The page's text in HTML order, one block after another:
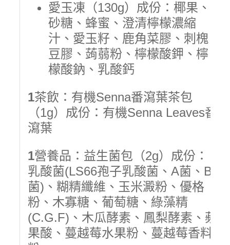
愛玉凍（130g）成份：椰果、
砂糖、蜂蜜、澄清檸檬濃縮
汁、愛玉籽、鹿角菜膠、刺槐
豆膠、蒟蒻粉、檸檬酸鉀、檸
檬酸鈉、乳酸鈣
1茶飲：有機Senna番瀉葉茶包
（1g）成份：有機Senna Leaves番
瀉葉
1營養品：益生菌包（2g）成份：
乳酸菌(LS66孢子乳酸菌、A菌、B
菌)、糊精纖維、玉米澱粉、優格
粉、木寡糖、葡萄糖、綠藻精
(C.G.F)、木瓜酵素、鳳梨酵素、蘋
果酸、蔓越莓水果粉、蔓越莓香料